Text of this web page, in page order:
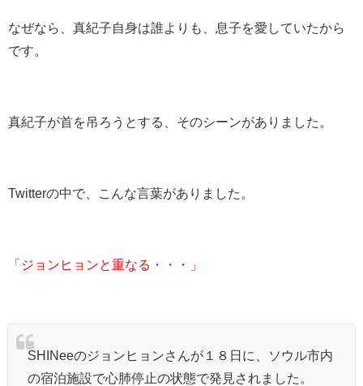
なぜなら、真紀子自身は誰よりも、息子を愛していたから
です。
真紀子が首を吊ろうとする、そのシーンがありました。
Twitterの中で、こんな言葉がありました。
「ジョンヒョンと重なる・・・」
SHINeeのジョンヒョンさんが１８日に、ソウル市内
の宿泊施設で心肺停止の状態で発見されました。